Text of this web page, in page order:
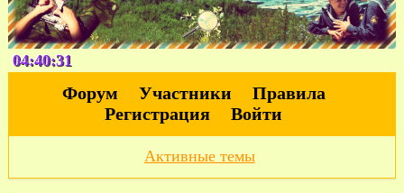
04:40:32
Форум Участники
Правила
Регистрация
Войти
Активные темы